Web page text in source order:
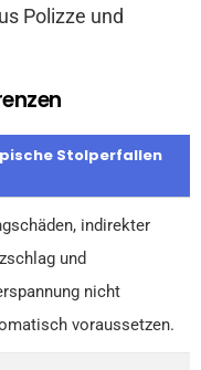
Polizze und
Stolperfallen
indirekter
und
nicht
voraussetzen.